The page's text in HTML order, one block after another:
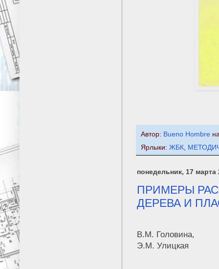
Автор: Bueno Hombre
Ярлыки: ЖБК
понедельник, 17 марта
ПРИМЕРЫ
ДЕРЕВА И
В.М. Головина,
Э.М. Улицкая